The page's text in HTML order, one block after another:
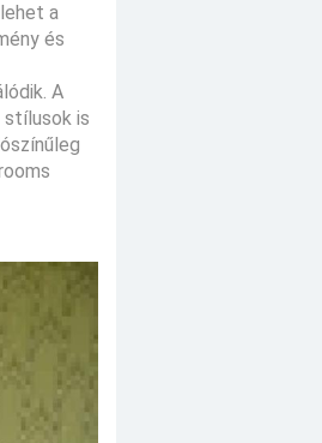
a
és
A
stílusok is